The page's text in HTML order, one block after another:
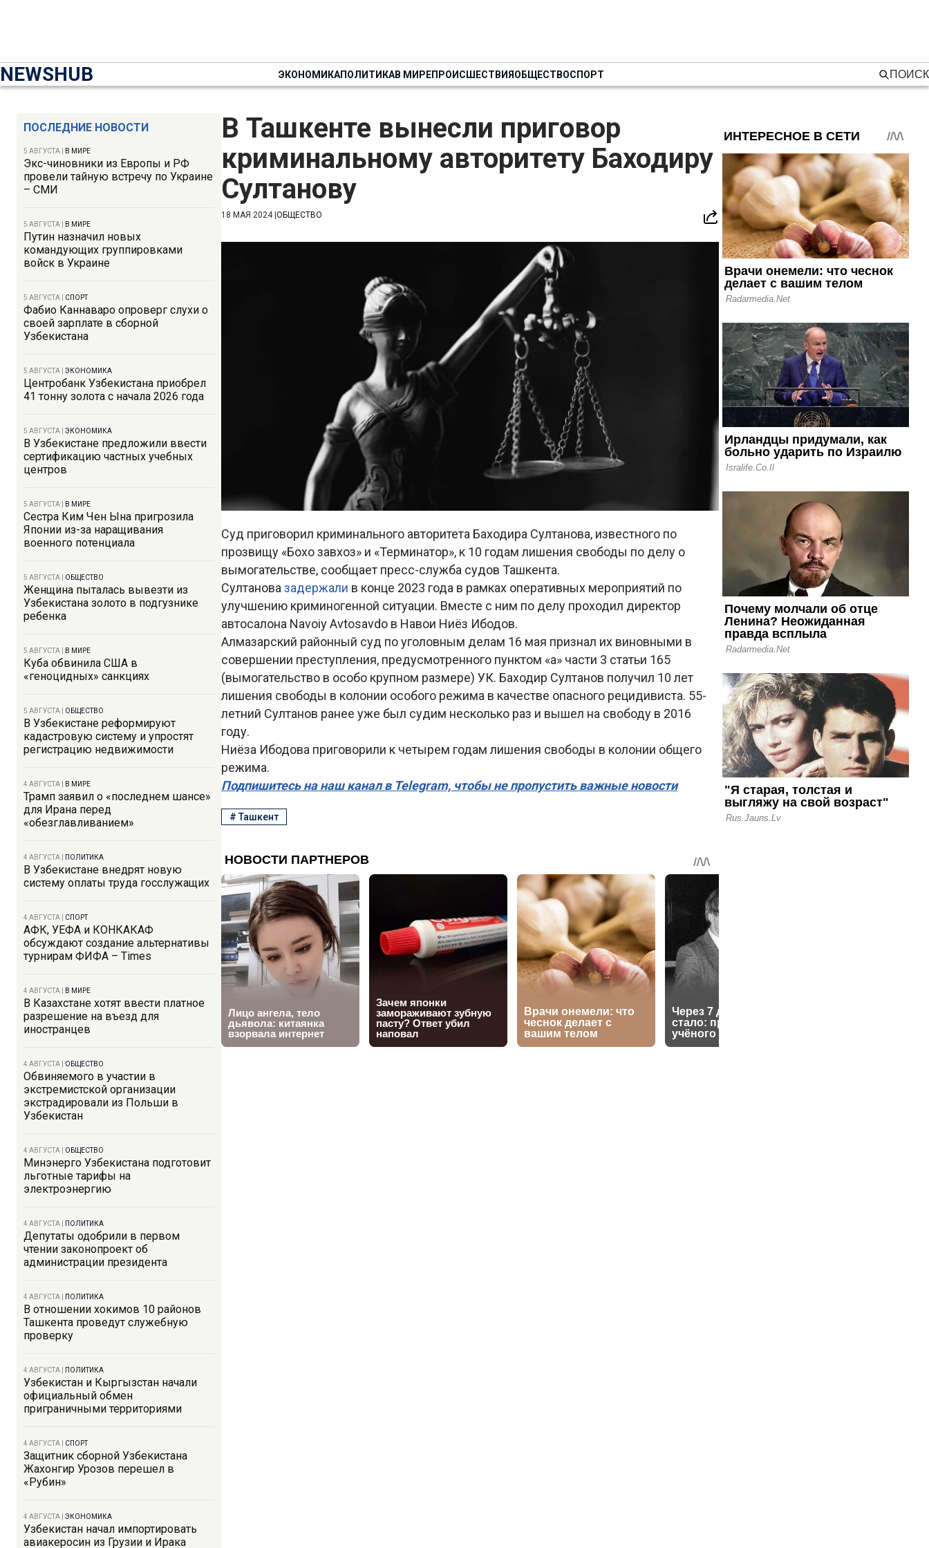
NEWSHUB ЭКОНОМИКАПОЛИТИКАВ МИРЕПРОИСШЕСТВИЯОБЩЕСТВОСПОРТ ПОИСК
ПОСЛЕДНИЕ НОВОСТИ
5 АВГУСТА В МИРЕ
Экс-чиновники из Европы и РФ
провели тайную встречу по Украине
– СМИ
5 АВГУСТА В МИРЕ
Путин назначил новых
командующих группировками
войск в Украине
5 АВГУСТА СПОРТ
Фабио Каннаваро опроверг слухи о
своей зарплате в сборной
Узбекистана
5 АВГУСТА ЭКОНОМИКА
Центробанк Узбекистана приобрел
41 тонну золота с начала 2026 года
5 АВГУСТА ЭКОНОМИКА
В Узбекистане предложили ввести
сертификацию частных учебных
центров
5 АВГУСТА В МИРЕ
Сестра Ким Чен Ына пригрозила
Японии из-за наращивания
военного потенциала
5 АВГУСТА ОБЩЕСТВО
Женщина пыталась вывезти из
Узбекистана золото в подгузнике
ребенка
5 АВГУСТА В МИРЕ
Куба обвинила США в
«геноцидных» санкциях
5 АВГУСТА ОБЩЕСТВО
В Узбекистане реформируют
кадастровую систему и упростят
регистрацию недвижимости
4 АВГУСТА В МИРЕ
Трамп заявил о «последнем шансе»
для Ирана перед
«обезглавливанием»
4 АВГУСТА ПОЛИТИКА
В Узбекистане внедрят новую
систему оплаты труда госслужащих
4 АВГУСТА СПОРТ
АФК, УЕФА и КОНКАКАФ
обсуждают создание альтернативы
турнирам ФИФА – Times
4 АВГУСТА В МИРЕ
В Казахстане хотят ввести платное
разрешение на въезд для
иностранцев
4 АВГУСТА ОБЩЕСТВО
Обвиняемого в участии в
экстремистской организации
экстрадировали из Польши в
Узбекистан
4 АВГУСТА ОБЩЕСТВО
Минэнерго Узбекистана подготовит
льготные тарифы на
электроэнергию
4 АВГУСТА ПОЛИТИКА
Депутаты одобрили в первом
чтении законопроект об
администрации президента
4 АВГУСТА ПОЛИТИКА
В отношении хокимов 10 районов
Ташкента проведут служебную
проверку
4 АВГУСТА ПОЛИТИКА
Узбекистан и Кыргызстан начали
официальный обмен
приграничными территориями
4 АВГУСТА СПОРТ
Защитник сборной Узбекистана
Жахонгир Урозов перешел в
«Рубин»
4 АВГУСТА ЭКОНОМИКА
Узбекистан начал импортировать
авиакеросин из Грузии и Ирака
В Ташкенте вынесли приговор
криминальному авторитету Баходиру
Султанову
18 МАЯ 2024| ОБЩЕСТВО
Суд приговорил криминального авторитета Баходира Султанова, известного по
прозвищу «Бохо завхоз» и «Терминатор», к 10 годам лишения свободы по делу о
вымогательстве, сообщает пресс-служба судов Ташкента.
Султанова задержали в конце 2023 года в рамках оперативных мероприятий по
улучшению криминогенной ситуации. Вместе с ним по делу проходил директор
автосалона Navoiy Avtosavdo в Навои Ниёз Ибодов.
Алмазарский районный суд по уголовным делам 16 мая признал их виновными в
совершении преступления, предусмотренного пунктом «а» части 3 статьи 165
(вымогательство в особо крупном размере) УК. Баходир Султанов получил 10 лет
лишения свободы в колонии особого режима в качестве опасного рецидивиста. 55-
летний Султанов ранее уже был судим несколько раз и вышел на свободу в 2016
году.
Ниёза Ибодова приговорили к четырем годам лишения свободы в колонии общего
режима.
Подпишитесь на наш канал в Telegram, чтобы не пропустить важные новости
#Ташкент